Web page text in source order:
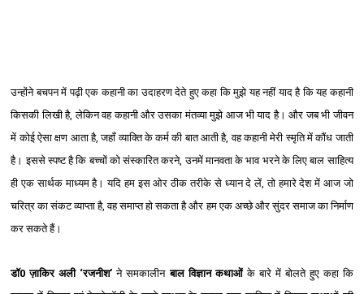
उन्होंने बचपन में पढ़ी एक कहानी का उदाहरण देते हुए कहा कि मुझे यह नहीं याद है कि यह कहानी
किसकी लिखी है, लेकिन वह कहानी और उसका मंतव्या मुझे आज भी याद है। और जब भी जीवन
में कोई ऐसा क्षण आता है, जहाँ व्याक्ति के कर्म की बात आती है, वह कहानी मेरी स्मृति में कौंध जाती
है। इससे स्पष्ट है कि बच्चों को संस्कारित करने, उनमें मानवता के भाव भरने के लिए बाल साहित्य
ही एक सार्थक माध्‍यम है। यदि हम इस ओर ठीक तरीके से ध्यान दे लें, तो हमारे देश में आज जो
चरित्र का संकट व्याप्ता है, वह समाप्त हो सकता है और हम एक अच्छे और सुंदर समाज का निर्माण
कर सकते हैं।
डॉ0 ज़ाकिर अली ‘रजनीश’ ने समकालीनबाल विज्ञान कथाओंके बारे में बोलते हुए कहा कि